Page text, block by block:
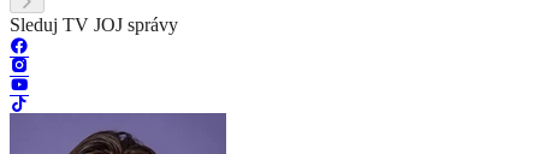
Sleduj TV JOJ správy